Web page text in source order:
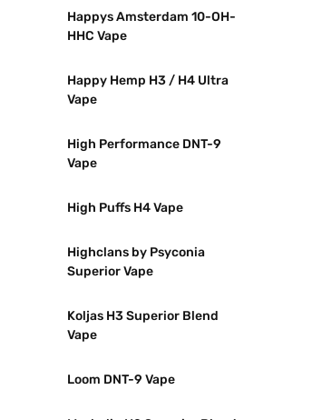
Happys Amsterdam 10-OH-
HHC Vape
Happy Hemp H3 / H4 Ultra
Vape
High Performance DNT-9
Vape
High Puffs H4 Vape
Highclans by Psyconia
Superior Vape
Koljas H3 Superior Blend
Vape
Loom DNT-9 Vape